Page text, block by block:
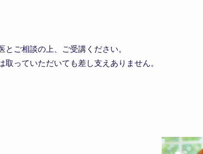
ご相談の上、ご受講ください。
っていただいても差し支えありません。